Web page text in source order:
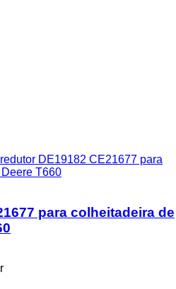
redutor DE19182 CE21677 para
T660
para colheitadeira de